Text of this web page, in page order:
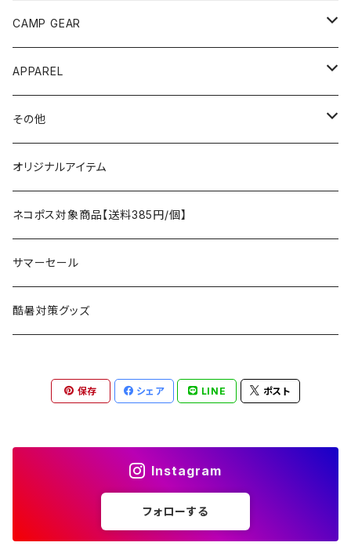
ANOBA
AO COOLERS
asobito
AS2OV
AXESQUIN
Ballistics
BEDROCK SANDALS
BROOKLYN WORKS
テント、シェルター
バックパック
ポーチ／サコッシュ
ストレージ
パッキングアクセサリー
スリーピングギア
クッキングギア
ヘッドライト／ランタン
アクセサリー
CAMP GEAR
テント、タープ
テント、シェルター
タープ
スリーピングギア
寝袋
マット
アクセサリー
テーブル、チェア
テーブル
チェア
ランタン、ライト
燃料ランタン
LEDライト
焚火台／薪ストーブ
焚火台
七輪、グリル
暖房器具
ガスストーブ
斧、鉈
クッキングギア
バーナー／ストーブ
カトラリー
コンテナ、ギアケース
APPAREL
トップス
ボトムス
アンダーウェア
ハンドウェア
ヘッドギア
フットウェア
アクセサリー
その他
遊び
フィッシング
ラジコン
ケア用品
雑貨
アウトレット
オリジナルアイテム
ネコポス対象商品【送料385円/個】
サマーセール
酷暑対策グッズ
保存 シェア LINE ポスト
Instagram
フォローする